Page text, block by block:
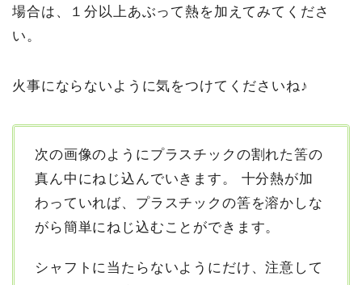
場合は、１分以上あぶって熱を加えてみてくださ
い。
火事にならないように気をつけてくださいね♪
次の画像のようにプラスチックの割れた筈の
真ん中にねじ込んでいきます。
十分熱が加
わっていれば、プラスチックの筈を溶かしな
がら簡単にねじ込むことができます。
シャフトに当たらないようにだけ、注意して